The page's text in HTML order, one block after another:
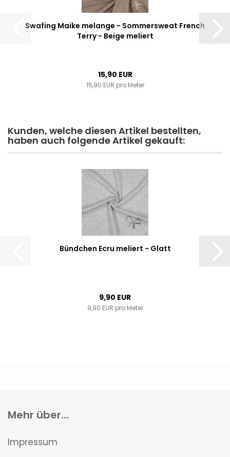
Swafing Maike melange - Sommersweat French
Terry - Beige meliert
15,90 EUR
15,90 EUR pro Meter
Kunden, welche diesen Artikel bestellten,
haben auch folgende Artikel gekauft:
Bündchen Ecru meliert - Glatt
9,90 EUR
9,90 EUR pro Meter
Mehr über...
Impressum